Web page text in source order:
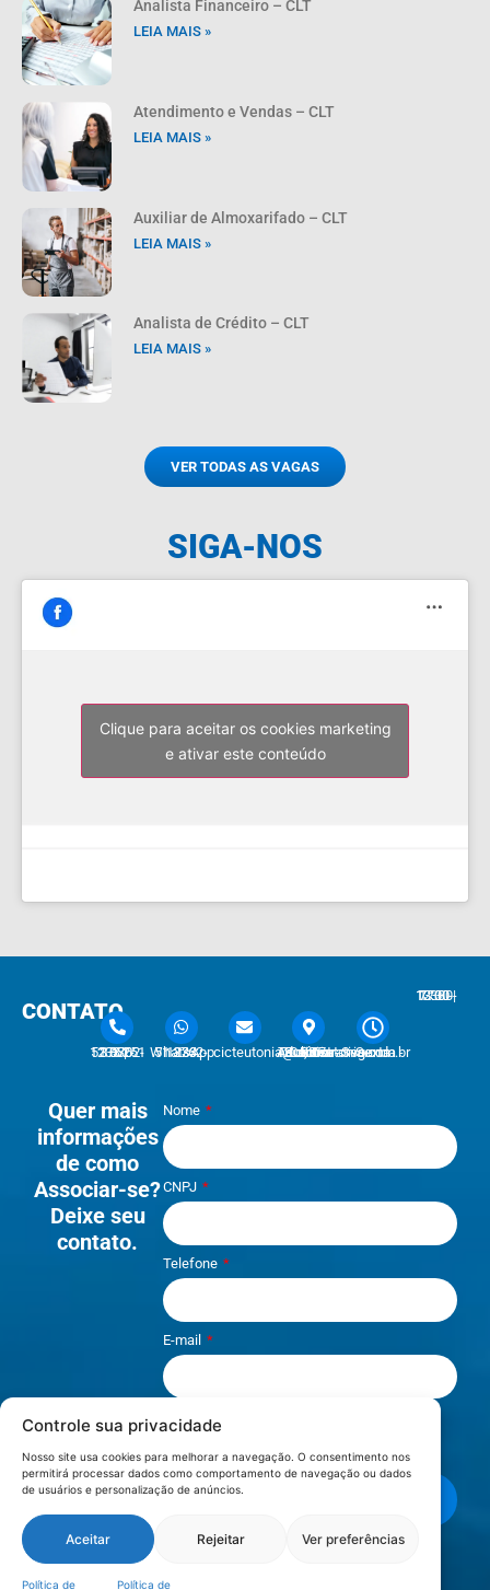
Controle sua privacidade
Nosso site usa cookies para melhorar a navegação. O consentimento nos
permitirá processar dados como comportamento de navegação ou dados
de usuários e personalização de anúncios.
Aceitar Rejeitar Ver preferências
Política de Política de
Analista Financeiro – CLT
LEIA MAIS »
Atendimento e Vendas – CLT
LEIA MAIS »
Auxiliar de Almoxarifado – CLT
LEIA MAIS »
Analista de Crédito – CLT
LEIA MAIS »
VER TODAS AS VAGAS
SIGA-NOS
Clique para aceitar os cookies marketing
e ativar este conteúdo
CONTATO
51 3762-1233 | 51 3762-1030 51 3762-1233 WhatsAppcicteutonia@cicteutonia.com.br
Rua Um Sul, 77 - Centro Administrativo Teutônia - RS Segunda - Sexta
7:30 - 12:00 | 13:30 - 17:30
Quer mais
informações
de como
Associar-se?
Deixe seu
contato.
Nome
CNPJ
Telefone
E-mail
Li e aceito os termos de
Privacidade
LOCALIZAÇÃO